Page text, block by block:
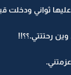
ثواني ودخلت
رحتتتي.؟؟!!